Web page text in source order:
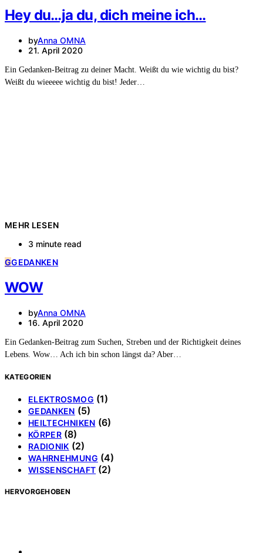
Hey du…ja du, dich meine ich…
byAnna OMNA
21. April 2020
Ein Gedanken-Beitrag zu deiner Macht. Weißt du wie wichtig du bist?
Weißt du wieeeee wichtig du bist! Jeder…
MEHR LESEN
3 minute read
GGEDANKEN
WOW
byAnna OMNA
16. April 2020
Ein Gedanken-Beitrag zum Suchen, Streben und der Richtigkeit deines
Lebens. Wow… Ach ich bin schon längst da? Aber…
KATEGORIEN
ELEKTROSMOG (1)
GEDANKEN (5)
HEILTECHNIKEN (6)
KÖRPER (8)
RADIONIK (2)
WAHRNEHMUNG (4)
WISSENSCHAFT (2)
HERVORGEHOBEN